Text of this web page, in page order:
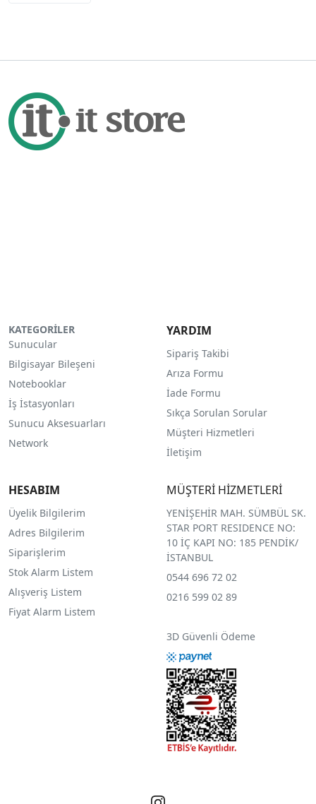
KATEGORİLER
Sunucular
Bilgisayar Bileşeni
Notebooklar
İş İstasyonları
Sunucu Aksesuarları
Network
YARDIM
Sipariş Takibi
Arıza Formu
İade Formu
Sıkça Sorulan Sorular
Müşteri Hizmetleri
İletişim
HESABIM
Üyelik Bilgilerim
Adres Bilgilerim
Siparişlerim
Stok Alarm Listem
Alışveriş Listem
Fiyat Alarm Listem
MÜŞTERİ HİZMETLERİ
YENİŞEHİR MAH. SÜMBÜL SK.
STAR PORT RESIDENCE NO:
10 İÇ KAPI NO: 185 PENDİK/
İSTANBUL
0544 696 72 02
0216 599 02 89
3D Güvenli Ödeme